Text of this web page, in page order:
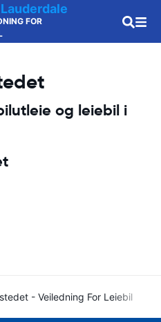
FOR
og leiebil i
- Veiledning For Leiebil